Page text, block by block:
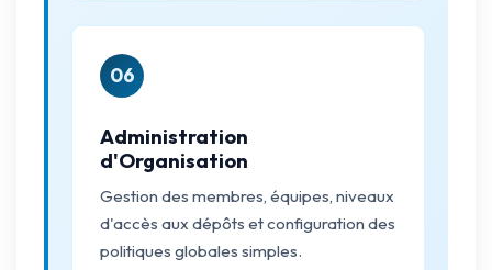
06
Administration
d'Organisation
Gestion des membres, équipes, niveaux
d'accès aux dépôts et configuration des
politiques globales simples.